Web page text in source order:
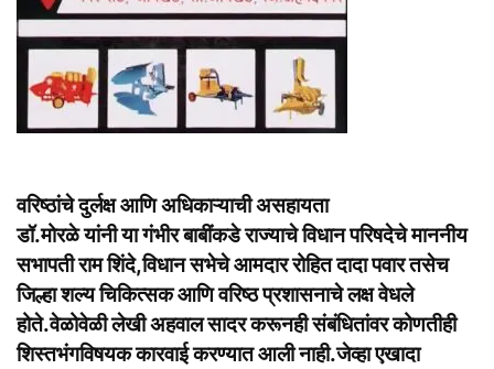
वरिष्ठांचे दुर्लक्ष आणि अधिकाऱ्याची असहायता
डॉ.मोरळे यांनी या गंभीर बाबींकडे राज्याचे विधान परिषदेचे माननीय
सभापती राम शिंदे,विधान सभेचे आमदार रोहित दादा पवार तसेच
जिल्हा शल्य चिकित्सक आणि वरिष्ठ प्रशासनाचे लक्ष वेधले
होते.वेळोवेळी लेखी अहवाल सादर करूनही संबंधितांवर कोणतीही
शिस्तभंगविषयक कारवाई करण्यात आली नाही.जेव्हा एखादा